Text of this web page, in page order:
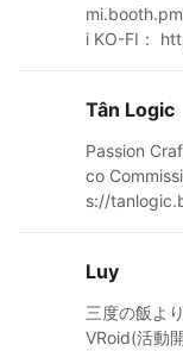
i KO-FI：
prioritize
ently. (no
Tân Logic
Passion
co
s://
Luy
三度の飯よ
VRoid(活動